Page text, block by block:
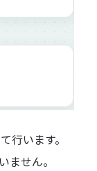
行います。
ません。